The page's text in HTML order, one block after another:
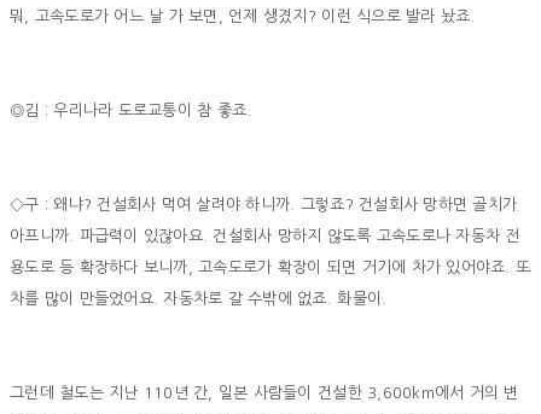
뭐, 고속도로가 어느 날 가 보면, 언제 생겼지? 이런 식으로 발라 놨죠.
◎김 : 우리나라 도로교통이 참 좋죠.
◇구 : 왜냐? 건설회사 먹여 살려야 하니까. 그렇죠? 건설회사 망하면 골치가
아프니까. 파급력이 있잖아요. 건설회사 망하지 않도록 고속도로나 자동차 전
용도로 등 확장하다 보니까, 고속도로가 확장이 되면 거기에 차가 있어야죠. 또
차를 많이 만들었어요. 자동차로 갈 수밖에 없죠. 화물이.
그런데 철도는 지난 110년 간, 일본 사람들이 건설한 3,600km에서 거의 변